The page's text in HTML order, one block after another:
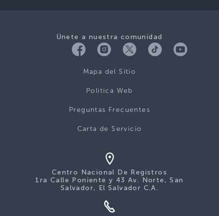
Únete a nuestra comunidad
Mapa del Sitio
Politica Web
Preguntas Frecuentes
Carta de Servicio
Centro Nacional De Registros
1ra Calle Poniente y 43 Av. Norte, San
Salvador, El Salvador C.A.